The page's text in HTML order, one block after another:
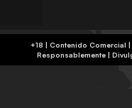
+18 | Contenido Comercial | Se aplican Términos y Condiciones | Juega
Responsablemente |